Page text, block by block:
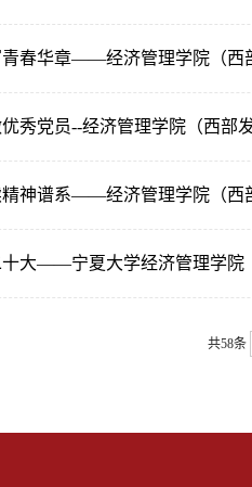
春华章——经济管理学院（西
秀党员--经济管理学院（西部
神谱系——经济管理学院（西
大——宁夏大学经济管理学院
共58条